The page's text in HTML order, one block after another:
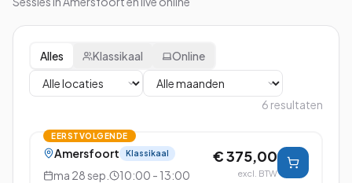
Alles Klassikaal Online
6 resultaten
EERSTVOLGENDE
Amersfoort Klassikaal
ma 28 sep. 10:00 - 13:00
€ 375,00
excl. BTW